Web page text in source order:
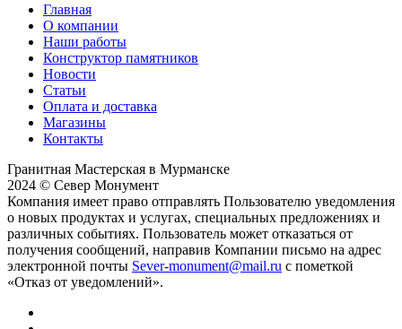
Главная
О компании
Наши работы
Конструктор памятников
Новости
Статьи
Оплата и доставка
Магазины
Контакты
Гранитная Мастерская в Мурманске
2024 © Север Монумент
Компания имеет право отправлять Пользователю уведомления
о новых продуктах и услугах, специальных предложениях и
различных событиях. Пользователь может отказаться от
получения сообщений, направив Компании письмо на адрес
электронной почты Sever-monument@mail.ru с пометкой
«Отказ от уведомлений».